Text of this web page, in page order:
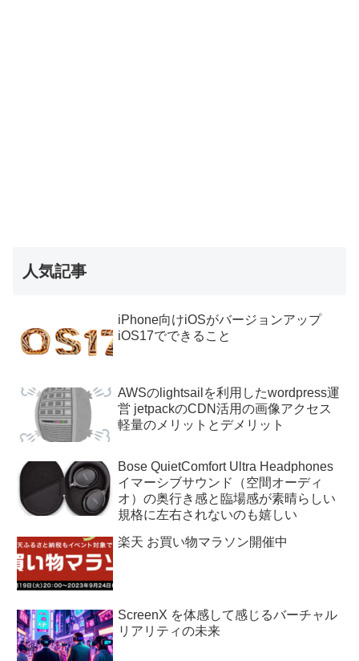
人気記事
iPhone向けiOSがバージョンアップ
iOS17でできること
AWSのlightsailを利用したwordpress運
営 jetpackのCDN活用の画像アクセス
軽量のメリットとデメリット
Bose QuietComfort Ultra Headphones
イマーシブサウンド（空間オーディ
オ）の奥行き感と臨場感が素晴らしい
規格に左右されないのも嬉しい
楽天 お買い物マラソン開催中
ScreenX を体感して感じるバーチャル
リアリティの未来